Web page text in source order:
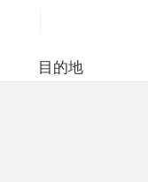
目的地